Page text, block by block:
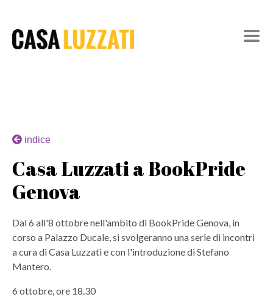
indice
Casa Luzzati a BookPride
Genova
Dal 6 all'8 ottobre nell'ambito di BookPride Genova, in
corso a Palazzo Ducale, si svolgeranno una serie di incontri
a cura di Casa Luzzati e con l'introduzione di Stefano
Mantero.
6 ottobre, ore 18.30